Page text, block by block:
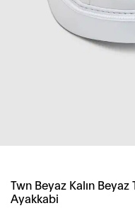
Twn Beyaz Kalın Beyaz
Ayakkabi